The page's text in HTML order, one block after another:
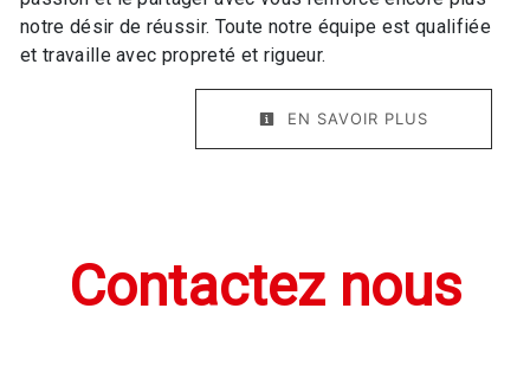
notre désir de réussir. Toute notre équipe est qualifiée
et travaille avec propreté et rigueur.
EN SAVOIR PLUS
Contactez nous